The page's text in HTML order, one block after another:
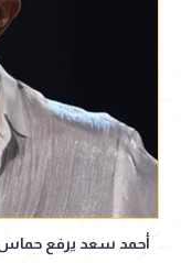
أحمد سعد يرفع حماس